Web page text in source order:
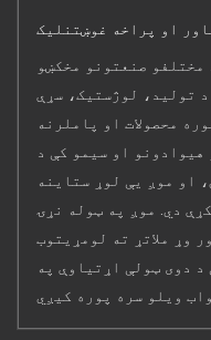
او پراخه غوښتنلیک
مختلفو صنعتونو مخکښو
تولید، لوژستیک، سړې
محصولات او پاملرنه
زیاتو هیوادونو او سیمو کې د
او موږ یې لوړ ستاینه
دي. موږ په ټوله نړۍ
وړ ملاتړ ته لومړیتوب
د دوی ټولې اړتیاوې په